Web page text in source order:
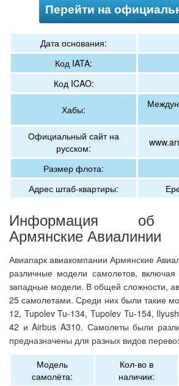
Перейти на
Дата основания:
Код IATA:
Код ICAO:
Хабы:
Официальный сайт на
русском:
Размер флота:
Адрес штаб-квартиры:
Информация об
Армянские Авиалинии
Авиапарк авиакомпании Армянские
различные модели самолетов, включая
западные модели. В общей сложности,
25 самолетами. Среди них были такие
12, Tupolev Tu-134, Tupolev Tu-154,
42 и Airbus A310. Самолеты были
предназначены для разных видов
Модель
самолёта:
Кол-во в
наличии: